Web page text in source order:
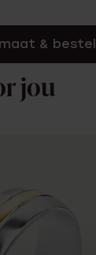
& bestel
jou